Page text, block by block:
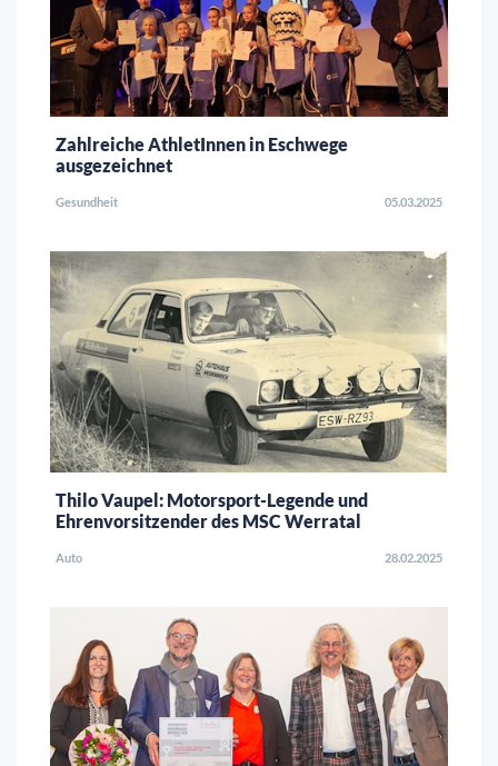
Zahlreiche AthletInnen in Eschwege
ausgezeichnet
Gesundheit 05.03.2025
Thilo Vaupel: Motorsport-Legende und
Ehrenvorsitzender des MSC Werratal
Auto 28.02.2025